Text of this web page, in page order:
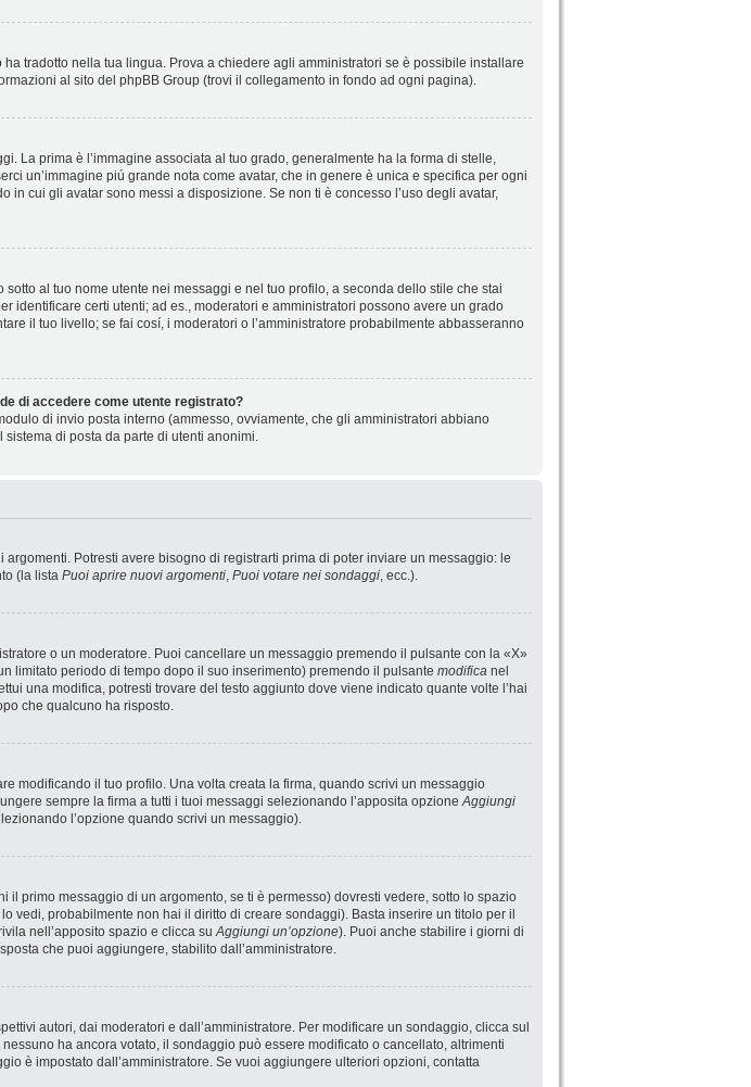
tradotto nella tua lingua. Prova a chiedere agli amministratori se è possibile installare
al sito del phpBB Group (trovi il collegamento in fondo ad ogni pagina).
La prima è l’immagine associata al tuo grado, generalmente ha la forma di stelle,
un’immagine piú grande nota come avatar, che in genere è unica e specifica per ogni
cui gli avatar sono messi a disposizione. Se non ti è concesso l’uso degli avatar,
al tuo nome utente nei messaggi e nel tuo profilo, a seconda dello stile che stai
identificare certi utenti; ad es., moderatori e amministratori possono avere un grado
il tuo livello; se fai cosí, i moderatori o l’amministratore probabilmente abbasseranno
di accedere come utente registrato?
di invio posta interno (ammesso, ovviamente, che gli amministratori abbiano
di posta da parte di utenti anonimi.
Potresti avere bisogno di registrarti prima di poter inviare un messaggio: le
(la lista Puoi aprire nuovi argomenti, Puoi votare nei sondaggi, ecc.).
o un moderatore. Puoi cancellare un messaggio premendo il pulsante con la «X»
limitato periodo di tempo dopo il suo inserimento) premendo il pulsante modifica nel
una modifica, potresti trovare del testo aggiunto dove viene indicato quante volte l’hai
che qualcuno ha risposto.
modificando il tuo profilo. Una volta creata la firma, quando scrivi un messaggio
sempre la firma a tutti i tuoi messaggi selezionando l’apposita opzioneAggiungi
l’opzione quando scrivi un messaggio).
primo messaggio di un argomento, se ti è permesso) dovresti vedere, sotto lo spazio
vedi, probabilmente non hai il diritto di creare sondaggi). Basta inserire un titolo per il
nell’apposito spazio e clicca suAggiungi un’opzione). Puoi anche stabilire i giorni di
che puoi aggiungere, stabilito dall’amministratore.
autori, dai moderatori e dall’amministratore. Per modificare un sondaggio, clicca sul
ha ancora votato, il sondaggio può essere modificato o cancellato, altrimenti
è impostato dall’amministratore. Se vuoi aggiungere ulteriori opzioni, contatta